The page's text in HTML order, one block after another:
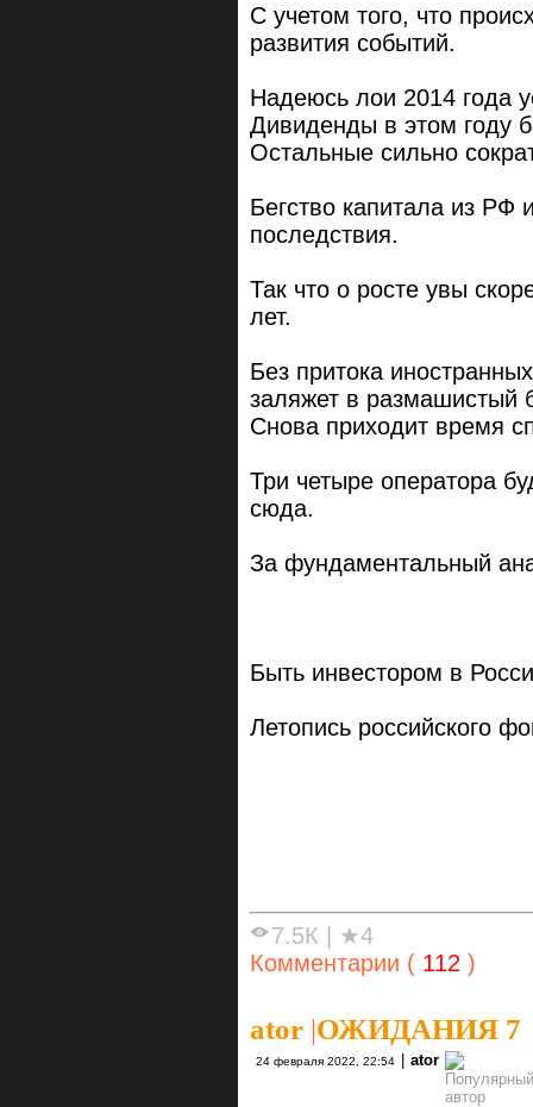
С учетом того, что
развития событий.
Надеюсь лои 2014 года
Дивиденды в этом году
Остальные сильно
Бегство капитала из РФ
последствия.
Так что о росте увы
лет.
Без притока
заляжет в размашистый
Снова приходит время
Три четыре оператора
сюда.
За фундаментальный
Быть инвестором в
Летопись российского
7.5К
★4
Комментарии ( 112 )
ator |ОЖИДАНИЯ 7
24 февраля 2022, 22:54 ator